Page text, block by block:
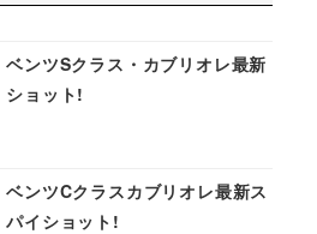
ベンツSクラス・カブリオレ最新
ショット!
ベンツCクラスカブリオレ最新ス
パイショット!